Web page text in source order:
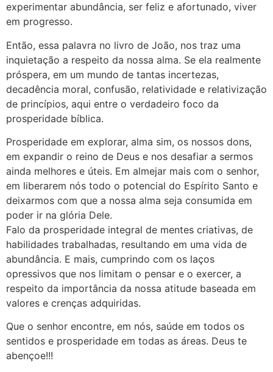
experimentar abundância, ser feliz e afortunado, viver
em progresso.
Então, essa palavra no livro de João, nos traz uma
inquietação a respeito da nossa alma. Se ela realmente
próspera, em um mundo de tantas incertezas,
decadência moral, confusão, relatividade e relativização
de princípios, aqui entre o verdadeiro foco da
prosperidade bíblica.
Prosperidade em explorar, alma sim, os nossos dons,
em expandir o reino de Deus e nos desafiar a sermos
ainda melhores e úteis. Em almejar mais com o senhor,
em liberarem nós todo o potencial do Espírito Santo e
deixarmos com que a nossa alma seja consumida em
poder ir na glória Dele.
Falo da prosperidade integral de mentes criativas, de
habilidades trabalhadas, resultando em uma vida de
abundância. E mais, cumprindo com os laços
opressivos que nos limitam o pensar e o exercer, a
respeito da importância da nossa atitude baseada em
valores e crenças adquiridas.
Que o senhor encontre, em nós, saúde em todos os
sentidos e prosperidade em todas as áreas. Deus te
abençoe!!!